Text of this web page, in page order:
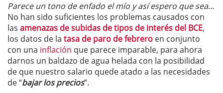
Parece un tono de enfado el mío y así espero que sea…
No han sido suficientes los problemas causados con
las amenazas de subidas de tipos de interés del BCE,
los datos de la tasa de paro de febrero en conjunto
con una inflación que parece imparable, para ahora
darnos un baldazo de agua helada con la posibilidad
de que nuestro salario quede atado a las necesidades
de “bajar los precios”.